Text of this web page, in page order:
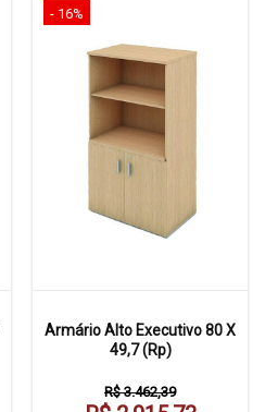
- 16%
Armário Alto Executivo 80 X
49,7 (Rp)
R$ 3.462,39